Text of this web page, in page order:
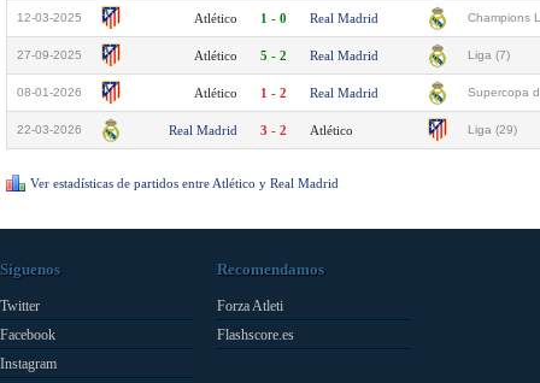
12-03-2025 Atlético 1 - 0 Real Madrid Champions
27-09-2025 Atlético 5 - 2 Real Madrid Liga (7)
08-01-2026 Atlético 1 - 2 Real Madrid Supercopa
22-03-2026 Real Madrid 3 - 2 Atlético Liga (29)
Ver estadísticas de partidos entre Atlético y Real Madrid
Síguenos
Twitter
Facebook
Instagram
Recomendamos
Forza Atleti
Flashscore.es